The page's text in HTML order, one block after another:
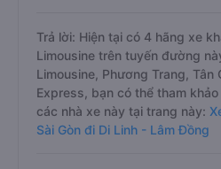
Trả lời: Hiện tại có 4 hãng xe
Limousine trên tuyến đường
Limousine, Phương Trang, Tân
Express, bạn có thể tham
các nhà xe này tại trang này:
Sài Gòn đi Di Linh - Lâm Đồng